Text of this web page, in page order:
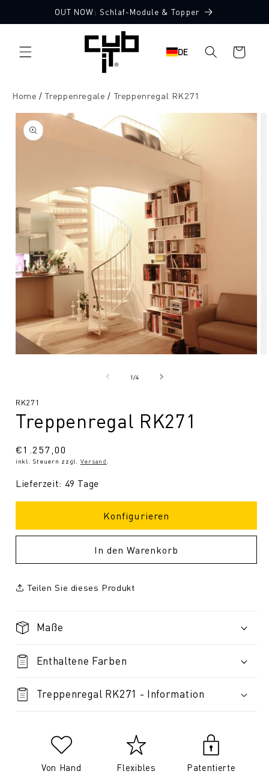
Inhalt
OUT NOW: Schlaf-Module & Topper
DE Warenkorb
Home Treppenregale Treppenregal RK271
1/von
4
SKU:
RK271
Treppenregal RK271
Normaler
Preis
€1.257,00
inkl. Steuern zzgl. Versand
Lieferzeit: 49 Tage
Konfigurieren
In den Warenkorb
Teilen Sie dieses Produkt
Maße
Enthaltene Farben
Treppenregal RK271 - Information
Von Hand
Flexibles
Patentierte